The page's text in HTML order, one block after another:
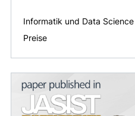
Informatik und Data Science
Preise